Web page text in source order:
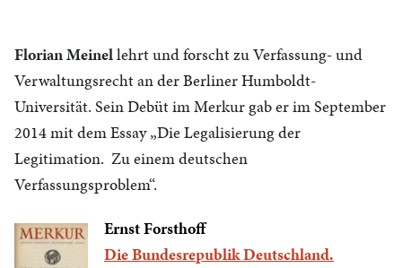
Florian Meinellehrt und forscht zu Verfassung- und
Verwaltungsrecht an der Berliner Humboldt-
Universität. Sein Debüt im Merkur gab er im September
2014 mit dem Essay „Die Legalisierung der
Legitimation. Zu einem deutschen
Verfassungsproblem“.
Ernst Forsthoff
Die Bundesrepublik Deutschland.